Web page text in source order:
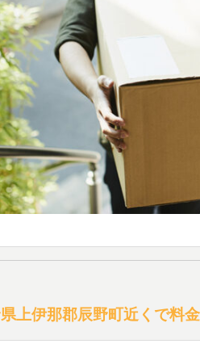
上伊那郡辰野町近くで料